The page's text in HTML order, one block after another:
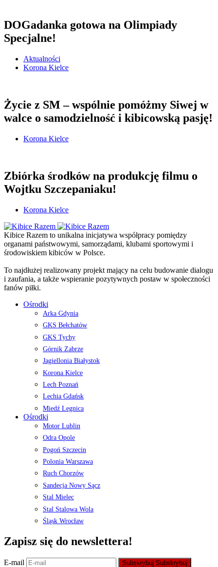
DOGadanka gotowa na Olimpiady
Specjalne!
Aktualności
Korona Kielce
Życie z SM – wspólnie pomóżmy Siwej w
walce o samodzielność i kibicowską pasję!
Korona Kielce
Zbiórka środków na produkcję filmu o
Wojtku Szczepaniaku!
Korona Kielce
Kibice Razem to unikalna inicjatywa współpracy pomiędzy
organami państwowymi, samorządami, klubami sportowymi i
środowiskiem kibiców w Polsce.
To najdłużej realizowany projekt mający na celu budowanie dialogu
i zaufania, a także wspieranie pozytywnych postaw w społeczności
fanów piłki.
Ośrodki
Arka Gdynia
GKS Bełchatów
GKS Tychy
Górnik Zabrze
Jagiellonia Białystok
Korona Kielce
Lech Poznań
Lechia Gdańsk
Miedź Legnica
Ośrodki
Motor Lublin
Odra Opole
Pogoń Szczecin
Polonia Warszawa
Ruch Chorzów
Sandecja Nowy Sącz
Stal Mielec
Stal Stalowa Wola
Śląsk Wrocław
Zapisz się do newslettera!
E-mail Subskrybuj Subskrybuj